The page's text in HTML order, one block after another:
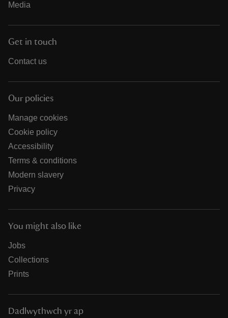
Media
Get in touch
Contact us
Our policies
Manage cookies
Cookie policy
Accessibility
Terms & conditions
Modern slavery
Privacy
You might also like
Jobs
Collections
Prints
Dadlwythwch yr ap